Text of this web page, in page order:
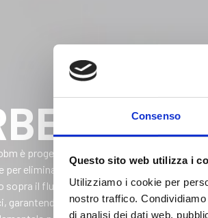
Consenso
Questo sito web utilizza i
Utilizziamo i cookie per
nostro traffico.
di analisi dei dati web,
è progettato per deferrizzare chip o
eliminare eventuali chip contenenti
il flusso di materiale, il magnete
garantendo una pulizia profonda della